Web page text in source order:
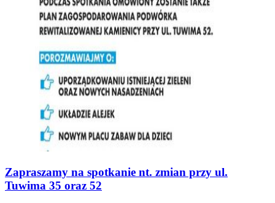
Zapraszamy na spotkanie nt. zmian przy ul.
Tuwima 35 oraz 52